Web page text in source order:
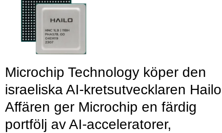
Microchip Technology köper den
israeliska AI-kretsutvecklaren
Affären ger Microchip en färdig
portfölj av AI-acceleratorer,